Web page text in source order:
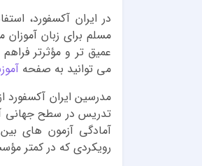
در ایران آکسفورد،
مسلم برای زبان
عمیق تر و مؤثرتر
می توانید به صفحه
مدرسین ایران آکسفورد
تدریس در سطح جهانی
آمادگی آزمون های
رویکردی که در کمتر